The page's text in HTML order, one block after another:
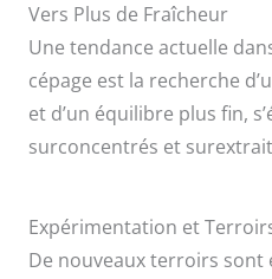
Vers Plus de Fraîcheur
Une tendance actuelle
cépage est la recherche
et d’un équilibre plus fin,
surconcentrés et
Expérimentation et
De nouveaux terroirs sont